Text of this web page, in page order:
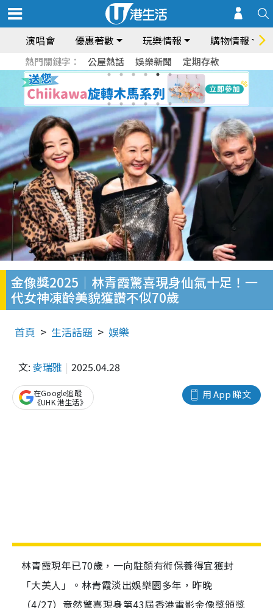
演唱會 優惠著數 玩樂情報 購物情報
熱門關鍵字： 公屋熱話 娛樂新聞 定期存款
金像獎2025｜林青霞驚喜現身仙氣十足！一
代女神凍齡美貌獲讚不似70歲
首頁 生活話題 娛樂
文: 麥瑞雅 2025.04.28
用 App 睇文
在Google追蹤
《UHK 港生活》
林青霞現年已70歲，一向駐顏有術保養得宜獲封
「大美人」。林青霞淡出娛樂園多年，昨晚
（4/27）竟然驚喜現身第43屆香港電影金像獎頒獎